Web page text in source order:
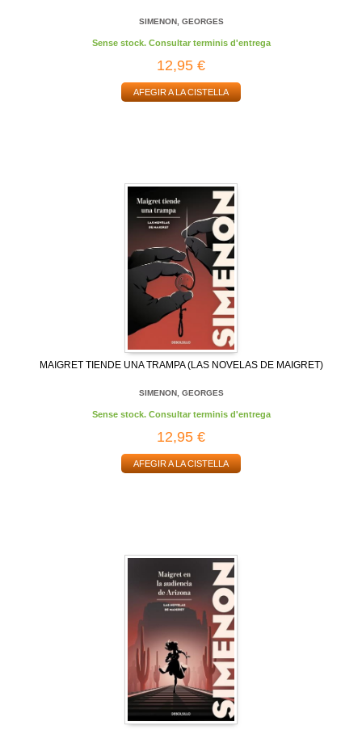
SIMENON, GEORGES
Sense stock. Consultar terminis d'entrega
12,95 €
AFEGIR A LA CISTELLA
MAIGRET TIENDE UNA TRAMPA (LAS NOVELAS DE MAIGRET)
SIMENON, GEORGES
Sense stock. Consultar terminis d'entrega
12,95 €
AFEGIR A LA CISTELLA